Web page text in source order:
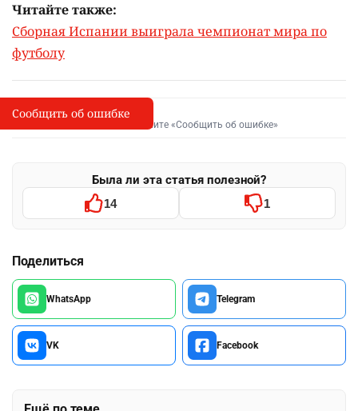
Читайте также:
Сборная Испании выиграла чемпионат мира по
футболу
I
Сообщить об опечатке
Выделите фрагмент и нажмите «Сообщить об ошибке»
Была ли эта статья полезной?
14 1
Поделиться
WhatsApp Telegram
VK Facebook
Сообщить об ошибке